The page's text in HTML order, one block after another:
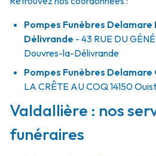
Pompes Funèbres
Délivrande - 43 RUE DU
Douvres-la-Délivrande
Pompes Funèbres
LA CRÊTE AU COQ14150
Valdallière : nos
funéraires